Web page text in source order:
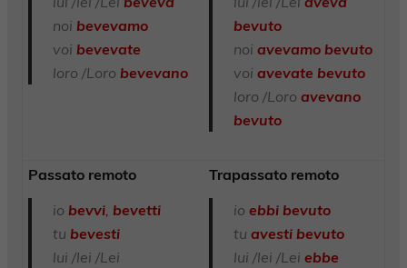
noi bevevamo
voi bevevate
loro /Loro bevevano
bevuto
noi avevamo bevuto
voi avevate bevuto
loro /Loro avevano
bevuto
Passato remoto
io bevvi, bevetti
tu bevesti
lui /lei /Lei
Trapassato remoto
io ebbi bevuto
tu avesti bevuto
lui /lei /Lei ebbe